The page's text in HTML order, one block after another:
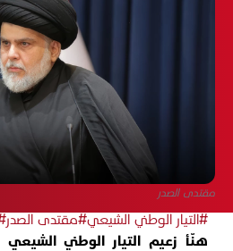
مقتدى الصدر
#التيار الوطني الشيعي#مقتدى الصدر
هنّأ زعيم التيار الوطني الشيعي